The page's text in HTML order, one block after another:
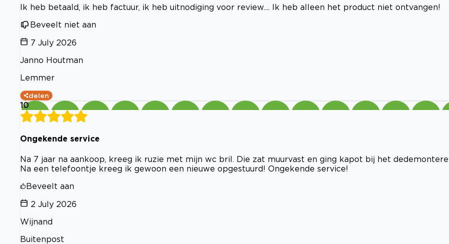
Ik heb betaald, ik heb factuur, ik heb uitnodiging voor review.... Ik heb alleen het product niet ontvangen!
Beveelt niet aan
7 July 2026
Janno Houtman
Lemmer
delen
10
Ongekende service
Na 7 jaar na aankoop, kreeg ik ruzie met mijn wc bril. Die zat muurvast en ging kapot bij het
Na een telefoontje kreeg ik gewoon een nieuwe opgestuurd! Ongekende service!
Beveelt aan
2 July 2026
Wijnand
Buitenpost